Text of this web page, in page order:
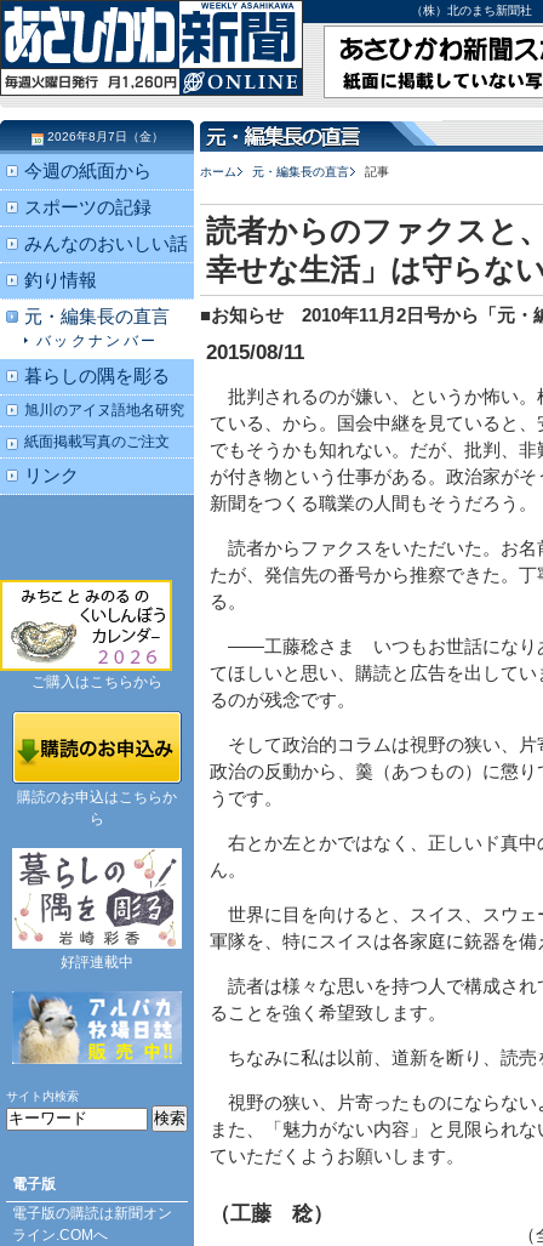
（株）北のまち新聞
ホーム 元・編集長の直言 記事
読者からのファクスと
幸せな生活」は守ら
■お知らせ 2010年11月2日号から「元・
2015/08/11
批判されるのが嫌い、というか怖い。
ている、から。国会中継を見ていると
でもそうかも知れない。だが、批判、
が付き物という仕事がある。政治家が
新聞をつくる職業の人間もそうだろう。
読者からファクスをいただいた。お名
たが、発信先の番号から推察できた。
る。
――工藤稔さま いつもお世話になり
てほしいと思い、購読と広告を出して
るのが残念です。
そして政治的コラムは視野の狭い、片
政治の反動から、羹（あつもの）に懲
うです。
右とか左とかではなく、正しいド真中
ん。
世界に目を向けると、スイス、スウェ
軍隊を、特にスイスは各家庭に銃器を
読者は様々な思いを持つ人で構成され
ることを強く希望致します。
ちなみに私は以前、道新を断り、読売
視野の狭い、片寄ったものにならない
また、「魅力がない内容」と見限られ
ていただくようお願いします。
（工藤 稔）
2026年8月7日（金）
今週の紙面から
スポーツの記録
みんなのおいしい話
釣り情報
元・編集長の直言
バックナンバー
暮らしの隅を彫る
旭川のアイヌ語地名研究
紙面掲載写真のご注文
リンク
ご購入はこちらから
購読のお申込はこちらか
ら
好評連載中
サイト内検索
電子版
電子版の購読は新聞オン
ライン.COMへ